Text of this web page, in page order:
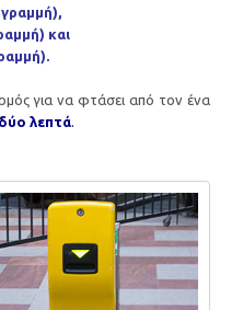
και
για να φτάσει από τον ένα
δύο λεπτά.